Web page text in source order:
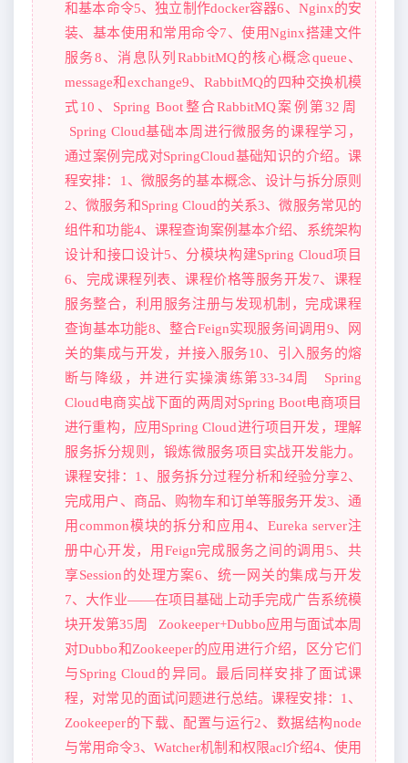
和基本命令5、独立制作docker容器6、Nginx的安
装、基本使用和常用命令7、使用Nginx搭建文件
服务8、消息队列RabbitMQ的核心概念queue、
message和exchange9、RabbitMQ的四种交换机模
式10、Spring Boot整合RabbitMQ案例第32周
Spring Cloud基础本周进行微服务的课程学习，
通过案例完成对SpringCloud基础知识的介绍。课
程安排：1、微服务的基本概念、设计与拆分原则
2、微服务和Spring Cloud的关系3、微服务常见的
组件和功能4、课程查询案例基本介绍、系统架构
设计和接口设计5、分模块构建Spring Cloud项目
6、完成课程列表、课程价格等服务开发7、课程
服务整合，利用服务注册与发现机制，完成课程
查询基本功能8、整合Feign实现服务间调用9、网
关的集成与开发，并接入服务10、引入服务的熔
断与降级，并进行实操演练第33-34周 Spring
Cloud电商实战下面的两周对Spring Boot电商项目
进行重构，应用Spring Cloud进行项目开发，理解
服务拆分规则，锻炼微服务项目实战开发能力。
课程安排：1、服务拆分过程分析和经验分享2、
完成用户、商品、购物车和订单等服务开发3、通
用common模块的拆分和应用4、Eureka server注
册中心开发，用Feign完成服务之间的调用5、共
享Session的处理方案6、统一网关的集成与开发
7、大作业——在项目基础上动手完成广告系统模
块开发第35周 Zookeeper+Dubbo应用与面试本周
对Dubbo和Zookeeper的应用进行介绍，区分它们
与Spring Cloud的异同。最后同样安排了面试课
程，对常见的面试问题进行总结。课程安排：1、
Zookeeper的下载、配置与运行2、数据结构node
与常用命令3、Watcher机制和权限acl介绍4、使用